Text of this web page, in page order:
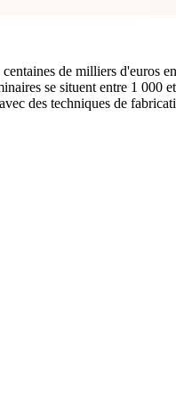
de milliers d'euros
se situent entre 1 000 et
des techniques de